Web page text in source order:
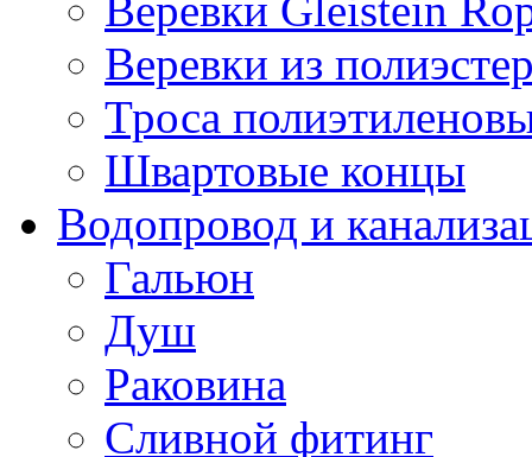
Веревки из
Троса
Швартовые концы
Водопровод и
Гальюн
Душ
Раковина
Сливной фитинг